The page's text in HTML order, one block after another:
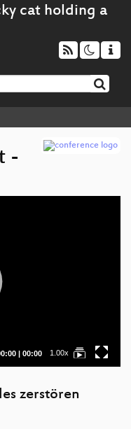
-
| Total
00:00 1.00x
zerstören